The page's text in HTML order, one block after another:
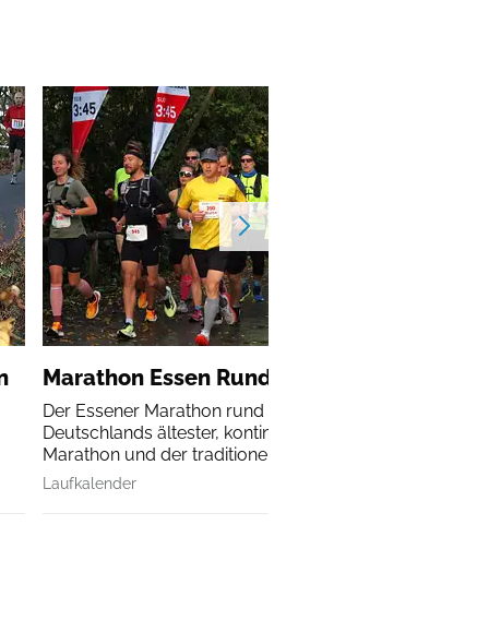
Marathon Essen Rund um den
Der Essener Marathon rund um den Baldeneysee ist
Deutschlands ältester, kontinuierlich durchgeführte
Marathon und der traditionelle...
Laufkalender